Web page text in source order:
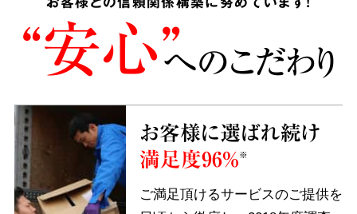
“安心”へのこだわり
お客様に選ばれ続け
満足度96% ※
ご満足頂けるサービスのご提供を